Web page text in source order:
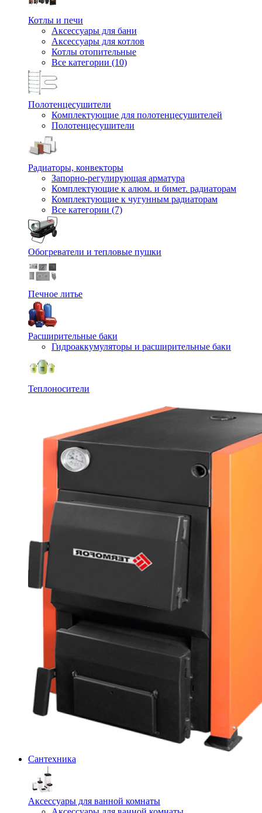
Котлы и печи
Аксессуары для бани
Аксессуары для котлов
Котлы отопительные
Все категории (10)
Полотенцесушители
Комплектующие для полотенцесушителей
Полотенцесушители
Радиаторы, конвекторы
Запорно-регулирующая арматура
Комплектующие к алюм. и бимет. радиаторам
Комплектующие к чугунным радиаторам
Все категории (7)
Обогреватели и тепловые пушки
Печное литье
Расширительные баки
Гидроаккумуляторы и расширительные баки
Теплоносители
Сантехника
Аксессуары для ванной комнаты